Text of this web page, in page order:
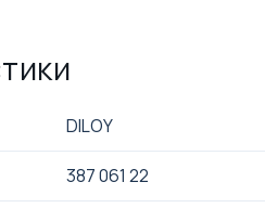
DILOY
387 061 22